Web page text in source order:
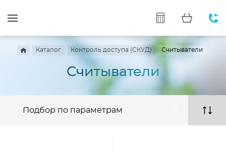
Каталог Контроль доступа (СКУД) Считыватели
Считыватели
Подбор по параметрам